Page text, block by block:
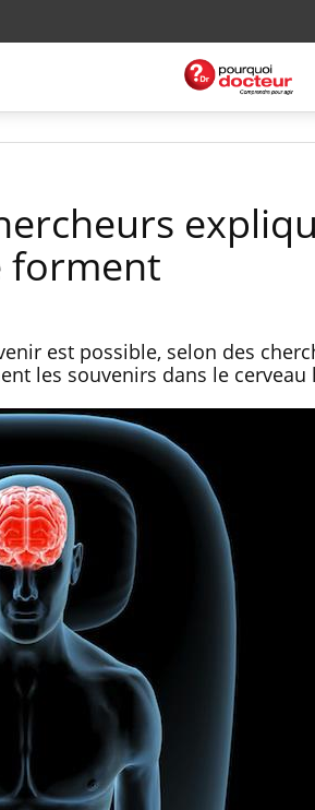
forment
est possible, selon des
les souvenirs dans le cerveau